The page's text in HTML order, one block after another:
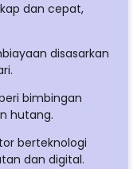
dan cepat,
disasarkan
bimbingan
hutang.
berteknologi
dan digital.